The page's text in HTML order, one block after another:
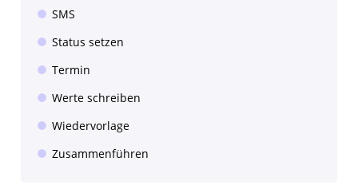
SMS
Status setzen
Termin
Werte schreiben
Wiedervorlage
Zusammenführen